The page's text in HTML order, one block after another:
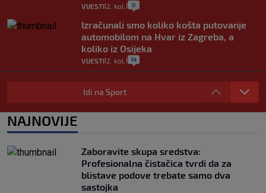
VIJESTI 2. kol. 0
Izračunali smo koliko košta putovanje
automobilom na Hvar iz Zagreba, a
koliko iz Osijeka
VIJESTI 2. kol. 14
"Kći je otišla na more, a zaboravila
zdravstvenu iskaznicu". Kakva su prava
pacijenata izvan mjesta prebivališta?
1
Plenković na 15 dana ukine mjere: "Ne bi
se dogodilo ništa. Vlada se zaljubila u te
intervencije"
30. srp. 25
Idi na Sport
NAJNOVIJE
Zaboravite skupa sredstva:
Profesionalna čistačica tvrdi da za
blistave podove trebate samo dva
sastojka